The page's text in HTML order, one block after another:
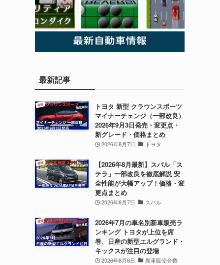
最新記事
トヨタ 新型 クラウンスポーツ
マイナーチェンジ（一部改良）
2026年9月3日発売・変更点・
新グレード・価格まとめ
2026年8月7日 トヨタ
【2026年8月最新】スバル「ス
テラ」一部改良を徹底解説 安
全性能が大幅アップ！価格・変
更点まとめ
2026年8月7日 スバル
2026年7月の車名別新車販売ラ
ンキング トヨタが上位を席
巻、日産の新型エルグランド・
キックスが注目の登場
2026年8月6日 新車販売台数